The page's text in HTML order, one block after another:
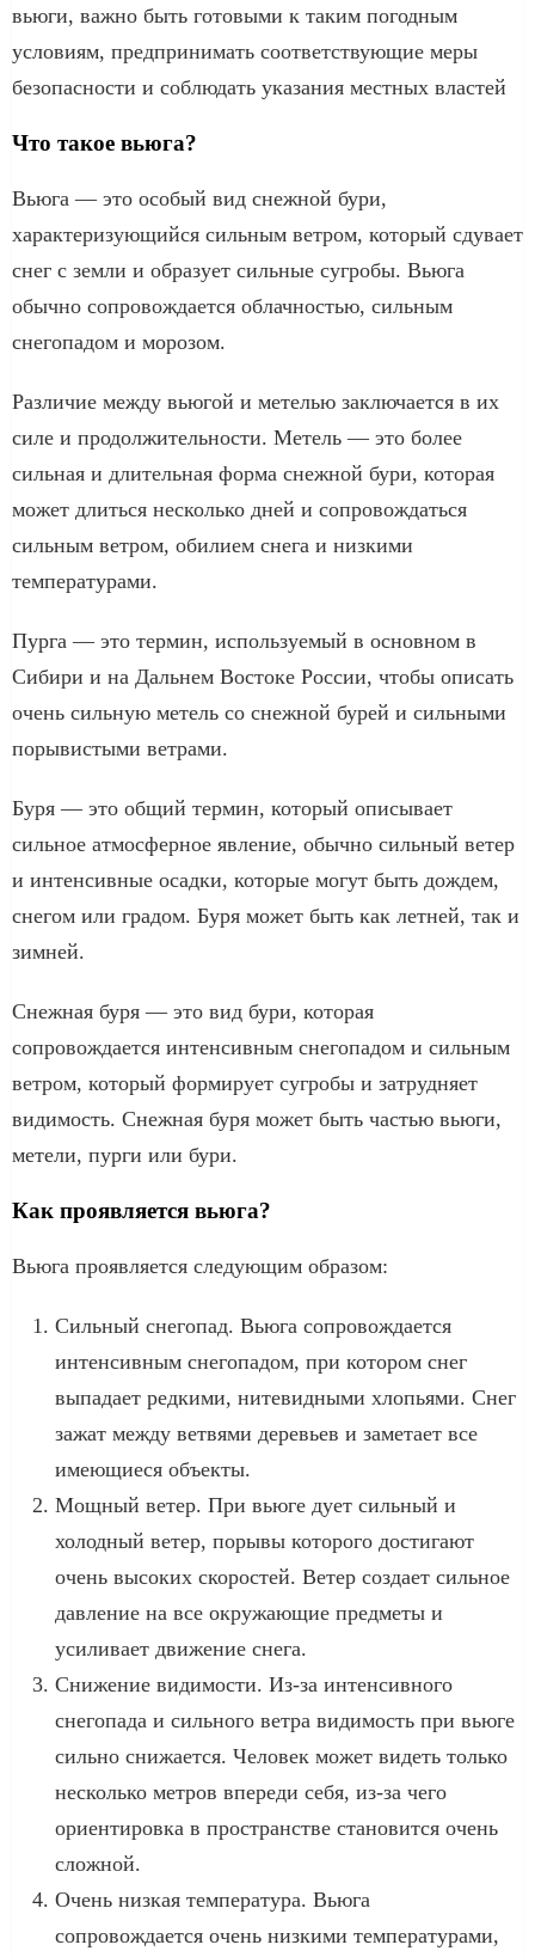
вьюги, важно быть готовыми к таким погодным
условиям, предпринимать соответствующие меры
безопасности и соблюдать указания местных властей
Что такое вьюга?
Вьюга — это особый вид снежной бури,
характеризующийся сильным ветром, который сдувает
снег с земли и образует сильные сугробы. Вьюга
обычно сопровождается облачностью, сильным
снегопадом и морозом.
Различие между вьюгой и метелью заключается в их
силе и продолжительности. Метель — это более
сильная и длительная форма снежной бури, которая
может длиться несколько дней и сопровождаться
сильным ветром, обилием снега и низкими
температурами.
Пурга — это термин, используемый в основном в
Сибири и на Дальнем Востоке России, чтобы описать
очень сильную метель со снежной бурей и сильными
порывистыми ветрами.
Буря — это общий термин, который описывает
сильное атмосферное явление, обычно сильный ветер
и интенсивные осадки, которые могут быть дождем,
снегом или градом. Буря может быть как летней, так и
зимней.
Снежная буря — это вид бури, которая
сопровождается интенсивным снегопадом и сильным
ветром, который формирует сугробы и затрудняет
видимость. Снежная буря может быть частью вьюги,
метели, пурги или бури.
Как проявляется вьюга?
Вьюга проявляется следующим образом:
Сильный снегопад. Вьюга сопровождается
интенсивным снегопадом, при котором снег
выпадает редкими, нитевидными хлопьями. Снег
зажат между ветвями деревьев и заметает все
имеющиеся объекты.
Мощный ветер. При вьюге дует сильный и
холодный ветер, порывы которого достигают
очень высоких скоростей. Ветер создает сильное
давление на все окружающие предметы и
усиливает движение снега.
Снижение видимости. Из-за интенсивного
снегопада и сильного ветра видимость при вьюге
сильно снижается. Человек может видеть только
несколько метров впереди себя, из-за чего
ориентировка в пространстве становится очень
сложной.
Очень низкая температура. Вьюга
сопровождается очень низкими температурами,